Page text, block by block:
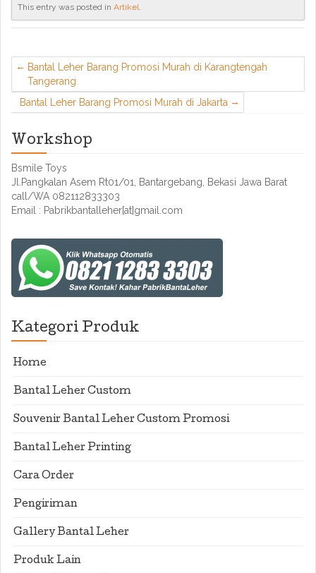
This entry was posted in Artikel.
Bantal Leher Barang Promosi Murah di Karangtengah
Tangerang
Bantal Leher Barang Promosi Murah di Jakarta
Workshop
Bsmile Toys
Jl.Pangkalan Asem Rt01/01, Bantargebang, Bekasi Jawa Barat
call/WA 082112833303
Email : Pabrikbantalleher[at]gmail.com
Kategori Produk
Home
Bantal Leher Custom
Souvenir Bantal Leher Custom Promosi
Bantal Leher Printing
Cara Order
Pengiriman
Gallery Bantal Leher
Produk Lain